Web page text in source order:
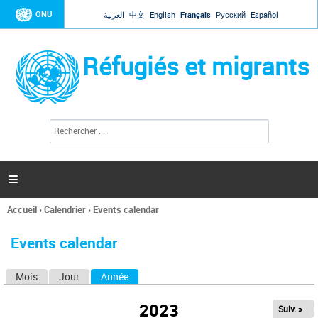
Jump to navigation
ONU العربية 中文 English Français Русский Español
Réfugiés et migrants
l
c
h
e

Vous
ici
Accueil›Calendrier› Events calendar
Events calendar
Mois Jour Année
2023 Suiv. »